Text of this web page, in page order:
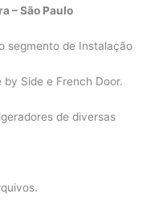
– São Paulo
segmento de Instalação
Side e French Door.
de diversas